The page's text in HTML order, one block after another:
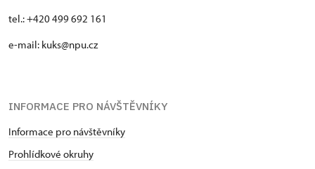
tel.: +420 499 692 161
e-mail: kuks@npu.cz
INFORMACE PRO NÁVŠTĚVNÍKY
Informace pro návštěvníky
Prohlídkové okruhy